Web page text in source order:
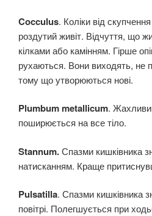
Cocculus. Коліки від
роздутий живіт. Відчуття, що
кілками або камінням. Гірше
рухаються. Вони виходять, не
тому що утворюються нові.
Plumbum metallicum.
поширюється на все тіло.
Stannum.Спазми кишківника
натисканням. Краще
Pulsatilla. Спазми кишківника
повітрі. Полегшується при